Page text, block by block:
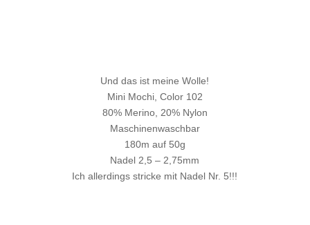
Und das ist meine Wolle!
Mini Mochi, Color 102
80% Merino, 20% Nylon
Maschinenwaschbar
180m auf 50g
Nadel 2,5 – 2,75mm
Ich allerdings stricke mit Nadel Nr. 5!!!